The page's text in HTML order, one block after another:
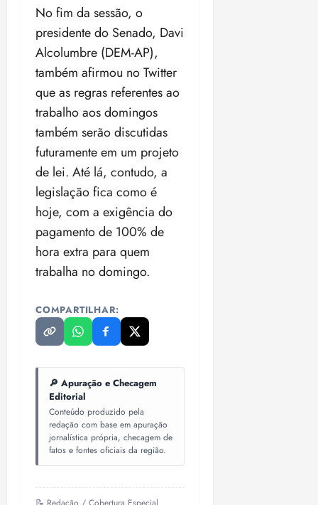
No fim da sessão, o
presidente do Senado, Davi
Alcolumbre (DEM-AP),
também afirmou no Twitter
que as regras referentes ao
trabalho aos domingos
também serão discutidas
futuramente em um projeto
de lei. Até lá, contudo, a
legislação fica como é
hoje, com a exigência do
pagamento de 100% de
hora extra para quem
trabalha no domingo.
COMPARTILHAR:
🔎 Apuração e Checagem
Editorial
Conteúdo produzido pela
redação com base em apuração
jornalística própria, checagem de
fatos e fontes oficiais da região.